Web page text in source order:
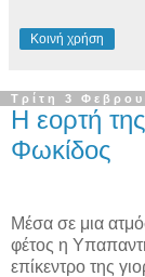
Κοινή χρήση
Τρίτη 3
Η εορτή
Φωκίδος
Μέσα σε μια
φέτος η
επίκεντρο της